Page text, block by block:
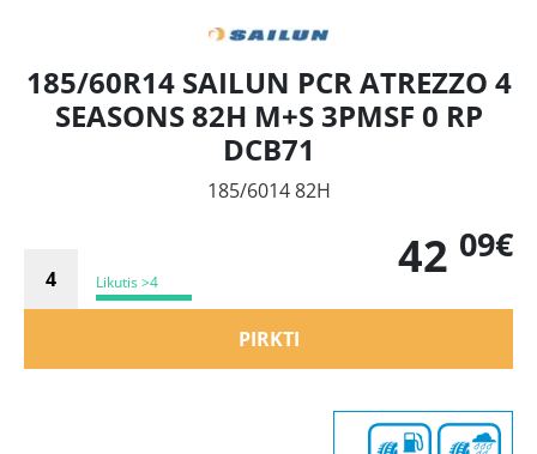
185/60R14 SAILUN PCR ATREZZO 4
SEASONS 82H M+S 3PMSF 0 RP
DCB71
185/6014 82H
Likutis >4 42 09€
PIRKTI